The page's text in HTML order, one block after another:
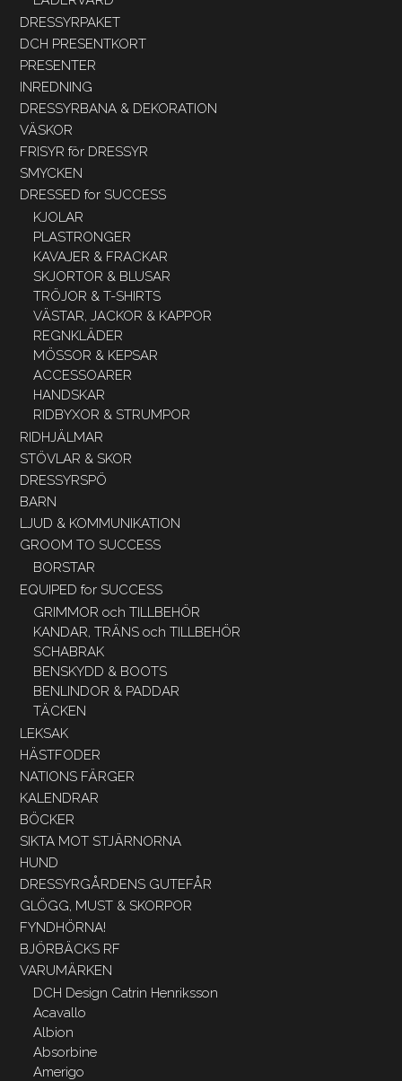
DRESSYRPAKET
DCH PRESENTKORT
PRESENTER
INREDNING
DRESSYRBANA & DEKORATION
VÄSKOR
FRISYR för DRESSYR
SMYCKEN
DRESSED for SUCCESS
KJOLAR
PLASTRONGER
KAVAJER & FRACKAR
SKJORTOR & BLUSAR
TRÖJOR & T-SHIRTS
VÄSTAR, JACKOR & KAPPOR
REGNKLÄDER
MÖSSOR & KEPSAR
ACCESSOARER
HANDSKAR
RIDBYXOR & STRUMPOR
RIDHJÄLMAR
STÖVLAR & SKOR
DRESSYRSPÖ
BARN
LJUD & KOMMUNIKATION
GROOM TO SUCCESS
BORSTAR
EQUIPED for SUCCESS
GRIMMOR och TILLBEHÖR
KANDAR, TRÄNS och TILLBEHÖR
SCHABRAK
BENSKYDD & BOOTS
BENLINDOR & PADDAR
TÄCKEN
LEKSAK
HÄSTFODER
NATIONS FÄRGER
KALENDRAR
BÖCKER
SIKTA MOT STJÄRNORNA
HUND
DRESSYRGÅRDENS GUTEFÅR
GLÖGG, MUST & SKORPOR
FYNDHÖRNA!
BJÖRBÄCKS RF
VARUMÄRKEN
DCH Design Catrin Henriksson
Acavallo
Albion
Absorbine
Amerigo